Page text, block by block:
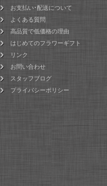
お支払い・配送について
よくある質問
高品質で低価格の理由
はじめてのフラワーギフト
リンク
お問い合わせ
スタッフブログ
プライバシーポリシー